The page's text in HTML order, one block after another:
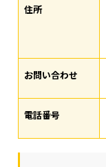
住所
お問い合わせ
電話番号